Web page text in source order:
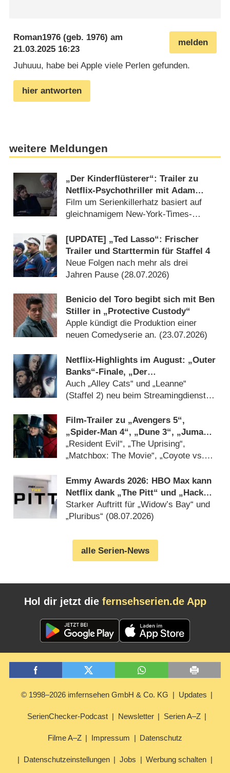
melden
Roman1976 (geb. 1976) am
21.03.2025 16:23
Juhuuu, habe bei Apple viele Perlen gefunden.
hier antworten
weitere Meldungen
„Der Kinderflüsterer“: Trailer zu
Netflix-Psychothriller mit Adam
Scott („Severence“) und Hollywood-
Star Robert De Niro enthüllt
Film um Serienkillerhatz basiert auf
gleichnamigem New-York-Times-
[UPDATE] „Ted Lasso“: Frischer
Trailer und Starttermin für Staffel 4
Neue Folgen nach mehr als drei
Jahren Pause (28.07.2026)
Benicio del Toro begibt sich mit Ben
Stiller in „Protective Custody“
Apple kündigt die Produktion einer
neuen Comedyserie an. (23.07.2026)
Netflix-Highlights im August: „Outer
Banks“-Finale, „Der
Kinderflüsterer“ und „Walter Boys“
Auch „Alley Cats“ und „Leanne“
(Staffel 2) neu beim Streamingdienst
Film-Trailer zu „Avengers 5“,
„Spider-Man 4“, „Dune 3“, „Jumanji
3“ und DC-Horror „Clayface“
„Resident Evil“, „The Uprising“,
„Matchbox: The Movie“, „Coyote vs.
(27.07.2026)
Emmy Awards 2026: HBO Max kann
Netflix dank „The Pitt“ und „Hacks“
auf Abstand halten
Starker Auftritt für „Widow’s Bay“ und
„Pluribus“ (08.07.2026)
alle Serien-News
Hol dir jetzt die fernsehserien.de App
© 1998–2026 imfernsehen GmbH & Co. KG Updates
SerienChecker-Podcast Newsletter Serien A–Z
Filme A–Z Impressum Datenschutz
Datenschutzeinstellungen Jobs Werbung schalten